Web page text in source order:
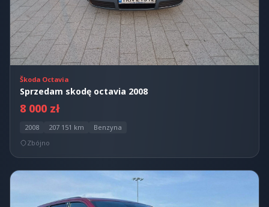
Škoda Octavia
Sprzedam skodę octavia 2008
8 000 zł
2008 207 151 km
Benzyna
Zbójno